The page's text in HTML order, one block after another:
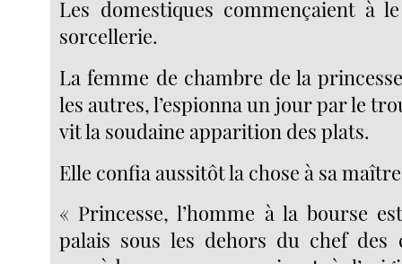
Les domestiques commençaient à
sorcellerie.
La femme de chambre de la
les autres, l’espionna un jour par le
vit la soudaine apparition des plats.
Elle confia aussitôt la chose à sa
« Princesse, l’homme à la bourse
palais sous les dehors du chef